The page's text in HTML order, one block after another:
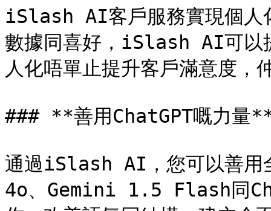
iSlash AI客戶服務實現個人
數據同喜好，iSlash AI可以
人化唔單止提升客戶滿意度，
### **善用ChatGPT嘅力量
通過iSlash AI，您可以善用
4o、Gemini 1.5 Flash同